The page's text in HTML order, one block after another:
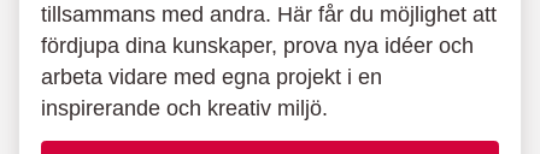
tillsammans med andra. Här får du möjlighet att
fördjupa dina kunskaper, prova nya idéer och
arbeta vidare med egna projekt i en
inspirerande och kreativ miljö.